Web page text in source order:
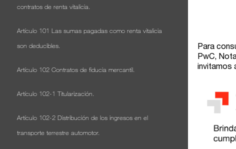
contratos de renta vitalicia.
Artículo 101 Las sumas pagadas como renta vitalicia
son deducibles.
Artículo 102 Contratos de fiducia mercantil.
Artículo 102-1 Titularización.
Artículo 102-2 Distribución de los ingresos en el
transporte terrestre automotor.